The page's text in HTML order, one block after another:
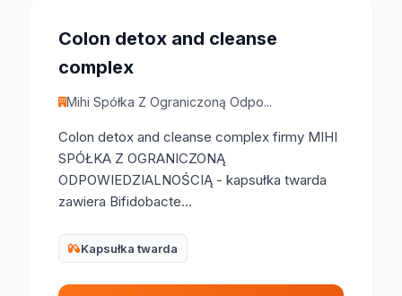
Colon detox and cleanse
complex
Mihi Spółka Z Ograniczoną Odpo...
Colon detox and cleanse complex firmy MIHI
SPÓŁKA Z OGRANICZONĄ
ODPOWIEDZIALNOŚCIĄ - kapsułka twarda
zawiera Bifidobacte...
Kapsułka twarda